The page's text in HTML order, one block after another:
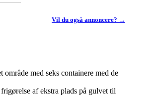
Vil du også annoncere? →
med seks containere med de
af ekstra plads på gulvet til